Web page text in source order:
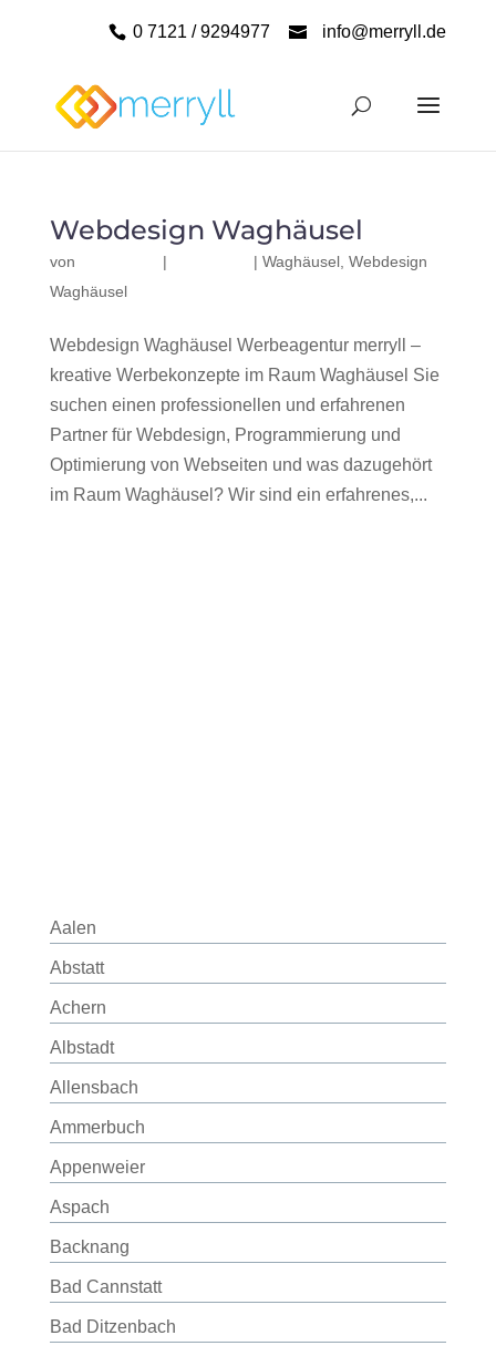
0 7121 / 9294977 info@merryll.de
Webdesign Waghäusel
von | | Waghäusel, Webdesign
Waghäusel
Webdesign Waghäusel Werbeagentur merryll –
kreative Werbekonzepte im Raum Waghäusel Sie
suchen einen professionellen und erfahrenen
Partner für Webdesign, Programmierung und
Optimierung von Webseiten und was dazugehört
im Raum Waghäusel? Wir sind ein erfahrenes,...
Aalen
Abstatt
Achern
Albstadt
Allensbach
Ammerbuch
Appenweier
Aspach
Backnang
Bad Cannstatt
Bad Ditzenbach